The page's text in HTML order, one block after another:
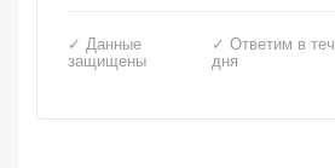
✓ Данные
защищены
✓ Ответим в
дня